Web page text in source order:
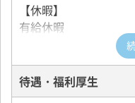
います。
ご自身が希望する勤務
・名鉄交通第一株式
所在地：名古屋市瑞穂
月 火 水
出番 出番
【休暇】
有給休暇
待遇・福利厚生